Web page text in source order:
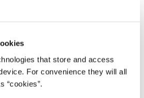
that store and access
For convenience they will all
“cookies”.
společnosti, generálními
akcionáři, partnery a
rozvoje společnosti Zetes a
dobu: